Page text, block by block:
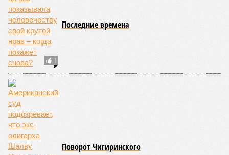
Украинскому
кандидату в
конгресс США
запретили
приходить на пляж
после драки
Новости smi2.ru
Версия //Общество
крутой нрав – когда покажет снова?